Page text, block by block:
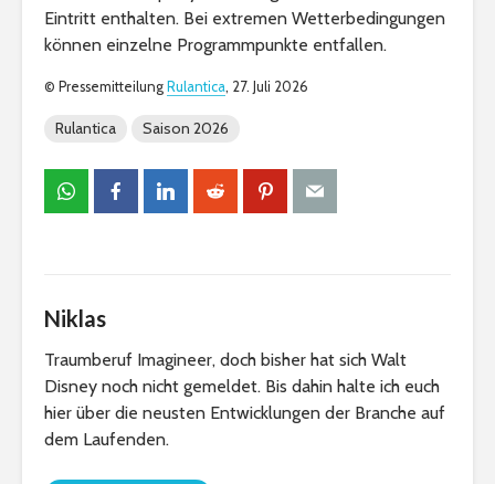
Eintritt enthalten. Bei extremen Wetterbedingungen
können einzelne Programmpunkte entfallen.
© Pressemitteilung Rulantica, 27. Juli 2026
Rulantica Saison 2026
Niklas
Traumberuf Imagineer, doch bisher hat sich Walt
Disney noch nicht gemeldet. Bis dahin halte ich euch
hier über die neusten Entwicklungen der Branche auf
dem Laufenden.